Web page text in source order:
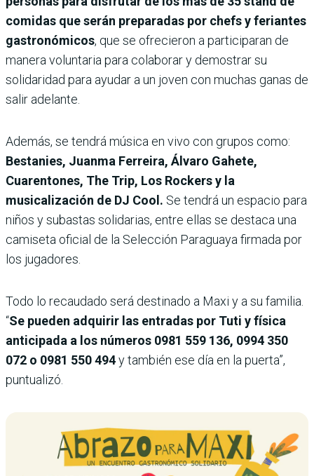
comidas que serán preparadas por chefs y feriantes
gastronómicos, que se ofrecieron a participaran de
manera voluntaria para colaborar y demostrar su
solidaridad para ayudar a un joven con muchas ganas de
salir adelante.
Además, se tendrá música en vivo con grupos como:
Bestanies, Juanma Ferreira, Álvaro Gahete,
Cuarentones, The Trip, Los Rockers y la
musicalización de DJ Cool. Se tendrá un espacio para
niños y subastas solidarias, entre ellas se destaca una
camiseta oficial de la Selección Paraguaya firmada por
los jugadores.
Todo lo recaudado será destinado a Maxi y a su familia.
“Se pueden adquirir las entradas por Tuti y física
anticipada a los números 0981 559 136, 0994 350
072 o 0981 550 494y también ese día en la puerta”,
puntualizó.